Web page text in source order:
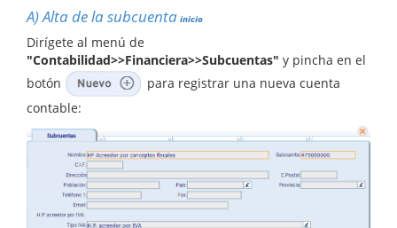
A)Alta de la subcuenta inicio
Dirígete al menú de
"Contabilidad>>Financiera>>Subcuentas" y pincha en el
botón
para registrar una nueva cuenta
contable: